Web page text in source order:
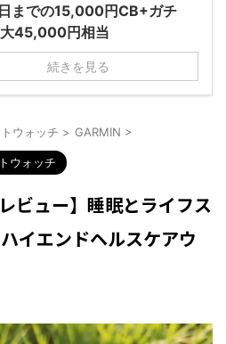
までの15,000円CB+ガチ
45,000円相当
続きを見る
ウォッチ > GARMIN >
ウォッチ
ビュー】睡眠とライフス
イエンドヘルスケアウ